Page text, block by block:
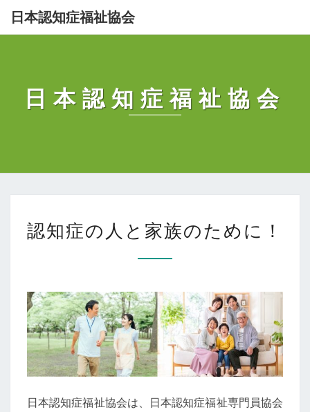
Skip日本認知症福祉協会
日本認知症福祉協会
知
人
と
家
族
の
め
認知症の人と家族のために！
日本認知症福祉協会は、日本認知症福祉専門員協会